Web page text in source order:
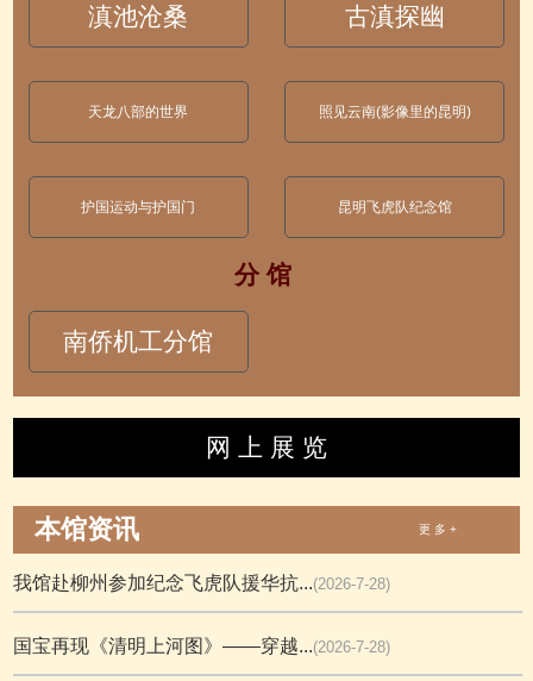
滇池沧桑 古滇探幽
天龙八部的世界 照见云南(影像里的昆明)
护国运动与护国门 昆明飞虎队纪念馆
分 馆
南侨机工分馆
网 上 展 览
本馆资讯 更 多 +
我馆赴柳州参加纪念飞虎队援华抗...(2026-7-28)
国宝再现《清明上河图》——穿越...(2026-7-28)